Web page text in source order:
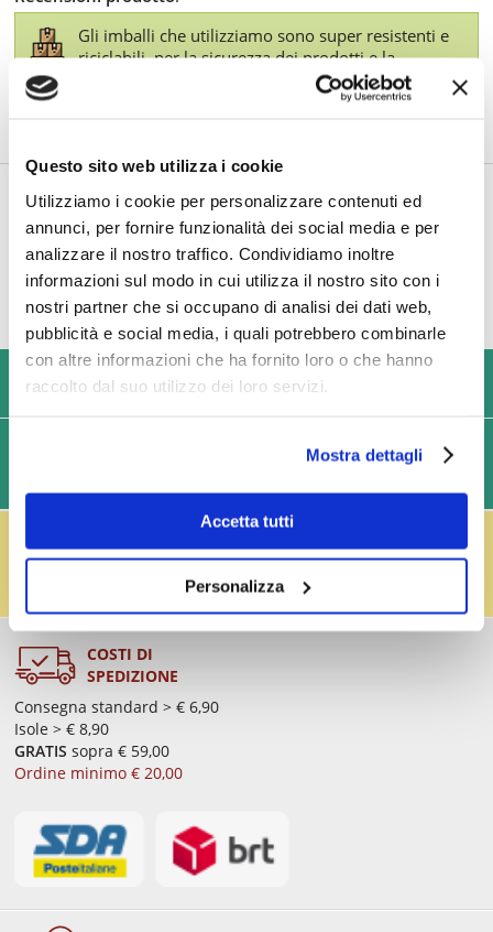
Questo sito web utilizza i cookie
Utilizziamo i cookie per personalizzare contenuti ed
annunci, per fornire funzionalità dei social media e per
analizzare il nostro traffico. Condividiamo inoltre
informazioni sul modo in cui utilizza il nostro sito con i
nostri partner che si occupano di analisi dei dati web,
pubblicità e social media, i quali potrebbero combinarle
con altre informazioni che ha fornito loro o che hanno
raccolto dal suo utilizzo dei loro servizi.
Mostra dettagli
Accetta tutti
Personalizza
Gli imballi che utilizziamo sono super resistenti e
riciclabili, per la sicurezza dei prodotti e la
doverosa sostenibilità ambientale. Inoltre, per le
consegne più consistenti, utilizziamo pallet in
TI POTREBBE INTERESSARE ANCHE
USIAMO SOLO IMBALLAGGI RESISTENTI ED ECOLOGICI
SPEDIZIONI VELOCI IN 24/48/72 ORE (GIORNI
LAVORATIVI)
IL RESO FUSTI TI PREMIA!
Effettua il reso dei vuoti dei fusti Perfect Draft
(almeno 3 fusti) e ricevi un buono da € 5,00 per ogni
clicca qui .
COSTI DI
SPEDIZIONE
Consegna standard > € 6,90
Isole > € 8,90
GRATIS sopra € 59,00
Ordine minimo € 20,00